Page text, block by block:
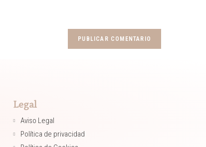
Legal
Aviso Legal
Política de privacidad